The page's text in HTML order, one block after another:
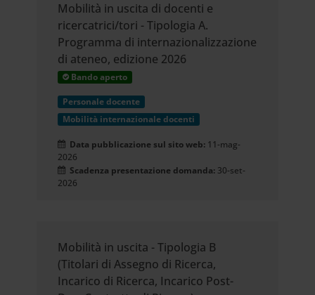
Mobilità in uscita di docenti e
ricercatrici/tori - Tipologia A.
Programma di internazionalizzazione
di ateneo, edizione 2026
Bando aperto
Personale docente
Mobilità internazionale docenti
Data pubblicazione sul sito web: 11-mag-
2026
Scadenza presentazione domanda: 30-set-
2026
Mobilità in uscita - Tipologia B
(Titolari di Assegno di Ricerca,
Incarico di Ricerca, Incarico Post-